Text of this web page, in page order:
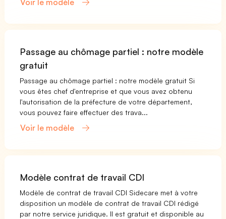
Voir le modèle
Passage au chômage partiel : notre modèle
gratuit
Passage au chômage partiel : notre modèle gratuit Si
vous êtes chef d'entreprise et que vous avez obtenu
l'autorisation de la préfecture de votre département,
vous pouvez faire effectuer des trava...
Voir le modèle
Modèle contrat de travail CDI
Modèle de contrat de travail CDI Sidecare met à votre
disposition un modèle de contrat de travail CDI rédigé
par notre service juridique. Il est gratuit et disponible au